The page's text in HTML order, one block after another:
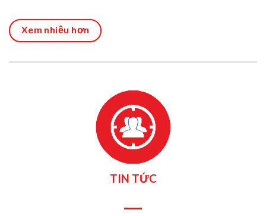
Xem nhiều hơn
TIN TỨC